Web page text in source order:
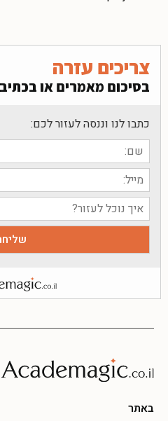
צריכים עזרה
בסיכום מאמרים או
כתבו לנו וננסה לעזור לכם:
באתר